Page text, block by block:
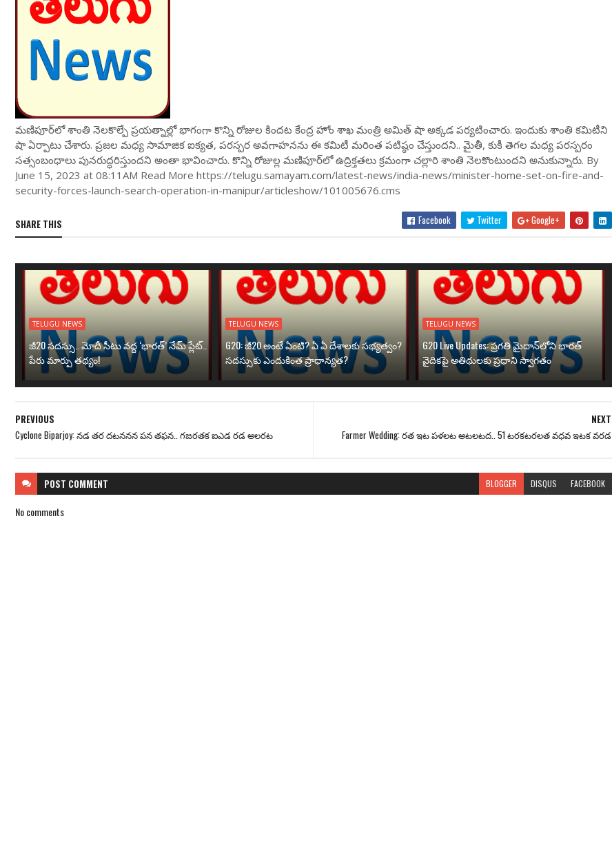
మణిపూర్‌లో శాంతి నెలకొల్పే ప్రయత్నాల్లో భాగంగా కొన్ని రోజుల కిందట కేంద్ర హోం శాఖ మంత్రి అమిత్ షా అక్కడ పర్యటించారు. ఇందుకు శాంతి కమిటీని
షా ఏర్పాటు చేశారు. ప్రజల మధ్య సామాజిక ఐక్యత, పరస్పర అవగాహనను ఈ కమిటీ మరింత పటిష్ఠం చేస్తుందని.. మైతీ, కుకీ తెగల మధ్య పరస్పరం
సత్సంబంధాలు పునరుద్ధరిస్తుందని అంతా భావించారు. కొన్ని రోజుల్ల మణిపూర్‌లో ఉద్రిక్తతలు క్రమంగా చల్లారి శాంతి నెలకొంటుందని అనుకున్నారు. By
June 15, 2023 at 08:11AM Read More https://telugu.samayam.com/latest-news/india-news/minister-home-set-on-fire-and-
security-forces-launch-search-operation-in-manipur/articleshow/101005676.cms
SHARE THIS Facebook Twitter Google+
TELUGU NEWS
జీ20 సదస్సు.. మోదీ సీటు వద్ద ‘భారత్’ నేమ్ ప్లేట్‌..
పేరు మార్పు తథ్యం!
TELUGU NEWS
G20: జీ20 అంటే ఏంటి? ఏ ఏ దేశాలకు సభ్యత్వం?
సదస్సుకు ఎందుకింత ప్రాధాన్యత?
TELUGU NEWS
G20 Live Updates: ప్రగతి మైదాన్‌లోని భారత్
వైదికపై అతిథులకు ప్రధాని స్వాగతం
NEXT
Farmer Wedding: రత ఇట పళలట అటలటద.. 51 టరకటరలత వధవ ఇటక వరడ
PREVIOUS
Cyclone Biparjoy: నడ తర దటననన పన తఫన.. గజరతక ఐఎడ రడ అలరట
POST COMMENT BLOGGER DISQUS FACEBOOK
No comments